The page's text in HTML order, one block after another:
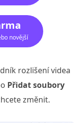
novější
rozlišení videa
Přidat soubory
změnit.